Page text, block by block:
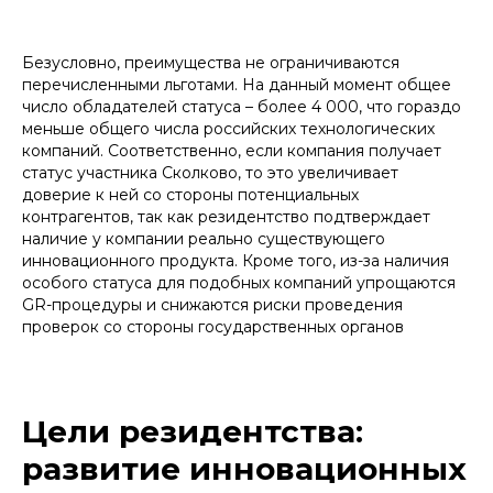
Безусловно, преимущества не ограничиваются
перечисленными льготами. На данный момент общее
число обладателей статуса – более 4 000, что гораздо
меньше общего числа российских технологических
компаний. Соответственно, если компания получает
статус участника Сколково, то это увеличивает
доверие к ней со стороны потенциальных
контрагентов, так как резидентство подтверждает
наличие у компании реально существующего
инновационного продукта. Кроме того, из-за наличия
особого статуса для подобных компаний упрощаются
GR-процедуры и снижаются риски проведения
проверок со стороны государственных органов
Цели резидентства:
развитие инновационных
это статьи 246.1. (основная норма об
освобождении), 274 (особенности
определения налоговой базы), 284
(особые налоговые ставки), 289
(расчет размера прибыли), 333.35
(льготы по уплате пошлин) НК РФ. В
контексте освобождения от НДС - это
статья 145.1. НК РФ, ссылки именно на
нее можно увидеть в договорах с
инновационными стартапами. И,
наконец, пониженным ставкам
страховых взносов посвящена статья
427 НК РФ
На основании закона №244-ФЗ Фонд
формирует Правила проекта и иные
нормативные документы, которые
регулируют деятельность участников
их неисполнение может грозить
серьезными последствиями, вплоть
до исключения из состава участников
инновационного центра. Кроме того,